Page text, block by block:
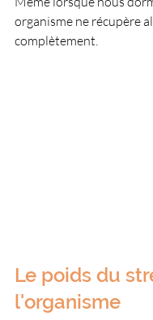
organisme ne récupère
complètement.
Le poids du
l'organisme